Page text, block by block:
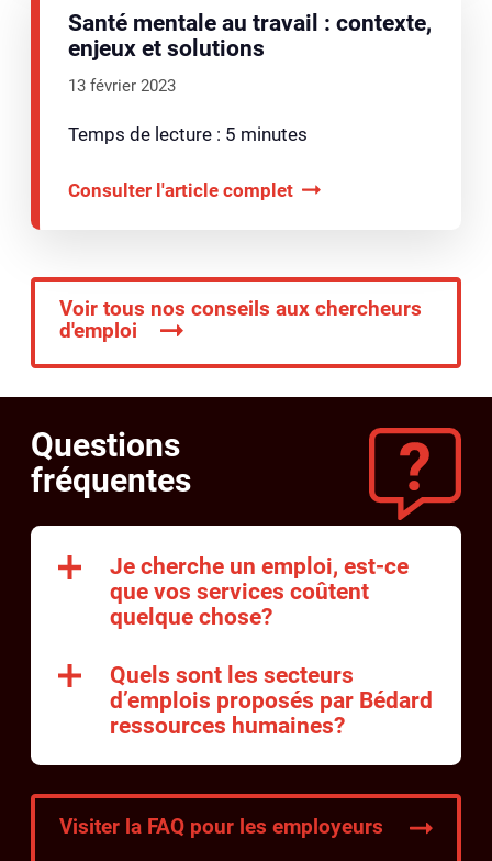
Santé mentale au travail : contexte,
enjeux et solutions
13 février 2023
Temps de lecture : 5 minutes
Consulter l'article complet
Voir tous nos conseils aux chercheurs
d'emploi
Questions
fréquentes
Je cherche un emploi, est-ce
que vos services coûtent
quelque chose?
Quels sont les secteurs
d’emplois proposés par Bédard
ressources humaines?
Visiter la FAQ pour les employeurs